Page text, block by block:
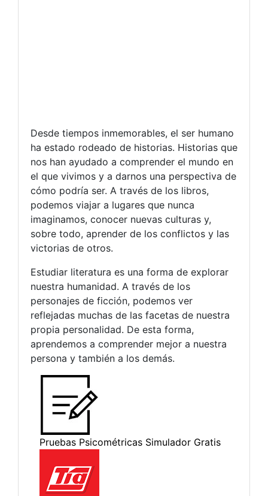
Desde tiempos inmemorables, el ser humano
ha estado rodeado de historias. Historias que
nos han ayudado a comprender el mundo en
el que vivimos y a darnos una perspectiva de
cómo podría ser. A través de los libros,
podemos viajar a lugares que nunca
imaginamos, conocer nuevas culturas y,
sobre todo, aprender de los conflictos y las
victorias de otros.
Estudiar literatura es una forma de explorar
nuestra humanidad. A través de los
personajes de ficción, podemos ver
reflejadas muchas de las facetas de nuestra
propia personalidad. De esta forma,
aprendemos a comprender mejor a nuestra
persona y también a los demás.